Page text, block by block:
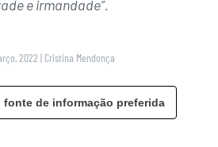
e irmandade”.
2022 | Cristina Mendonça
fonte de informação preferida